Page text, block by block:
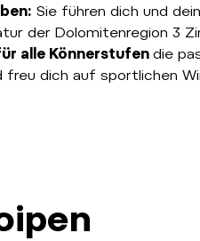
Sie führen dich und
der Dolomitenregion 3
alle Könnerstufen die
dich auf sportlichen